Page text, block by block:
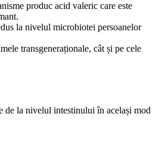
produc acid valeric care este
la nivelul microbiotei persoanelor
transgeneraționale, cât și pe cele
de la nivelul intestinului în același mod